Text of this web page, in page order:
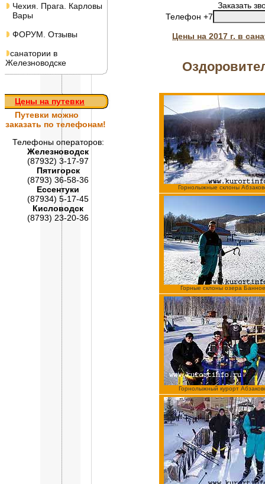
Чехия. Прага. Карловы
Вары
ФОРУМ. Отзывы
санатории в
Железноводске
Цены на путевки
Путевки можно
заказать по телефонам!
Телефоны операторов:
Железноводск
(87932) 3-17-97
Пятигорск
(8793) 36-58-36
Ессентуки
(87934) 5-17-45
Кисловодск
(8793) 23-20-36
Заказать
Телефон +7
Цены на 2017 г. в
Горнолыжные склоны
Горные склоны озера Банное
Горнолыжный курорт